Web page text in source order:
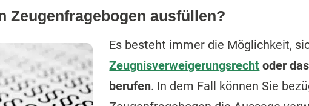
Zeugenfragebogen ausfüllen?
Es besteht immer die Möglichkeit,
Zeugnisverweigerungsrecht oder
berufen. In dem Fall können Sie